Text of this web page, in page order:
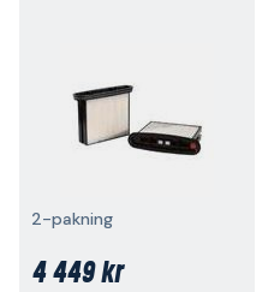
2-pakning
4 449 kr